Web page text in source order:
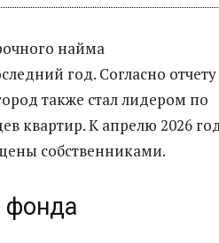
найма
год. Согласно отчету
также стал лидером по
квартир. К апрелю 2026
собственниками.
фонда